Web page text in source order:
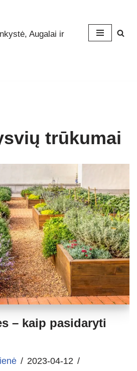
Augalai ir
trūkumai
– kaip pasidaryti
2023-04-12